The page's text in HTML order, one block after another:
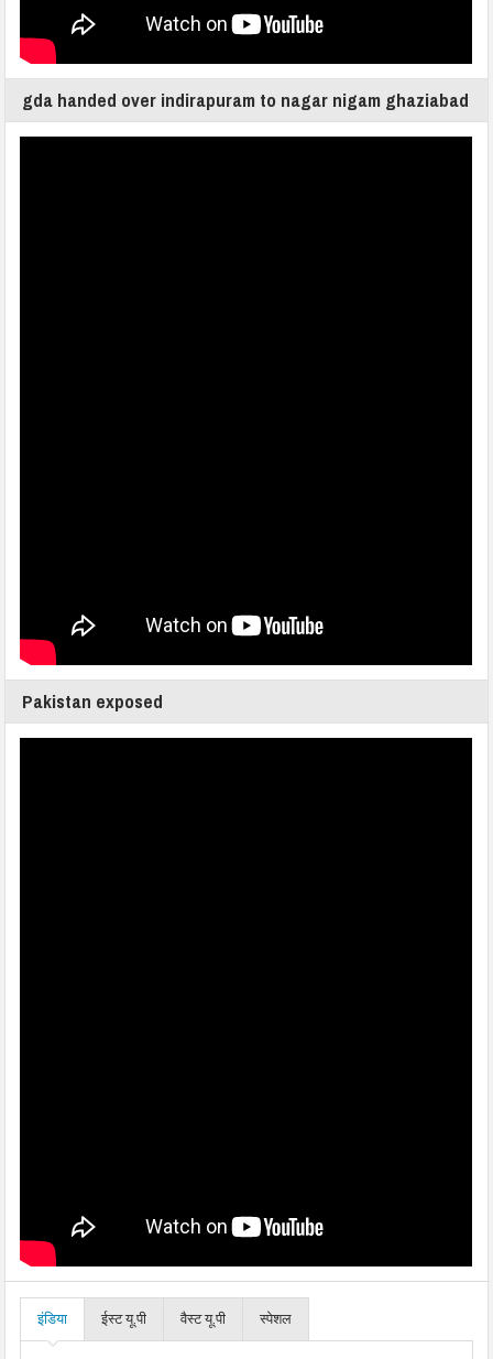
gda handed over indirapuram to nagar nigam ghaziabad
Pakistan exposed
इंडिया ईस्ट यू.पी वैस्ट यू.पी स्पेशल